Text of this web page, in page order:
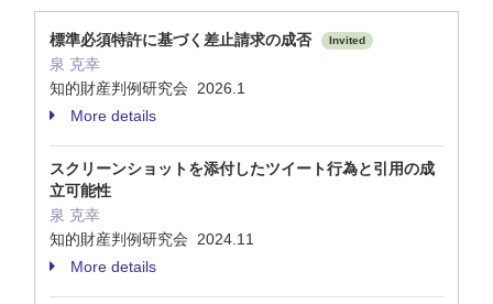
標準必須特許に基づく差止請求の成否 Invited
泉 克幸
知的財産判例研究会 2026.1
More details
スクリーンショットを添付したツイート行為と引用の成
立可能性
泉 克幸
知的財産判例研究会 2024.11
More details